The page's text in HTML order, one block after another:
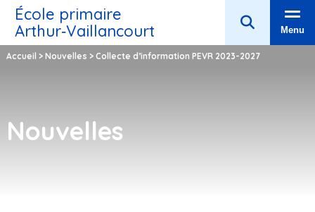
École primaire
Arthur‑Vaillancourt
Menu
Accueil > Nouvelles > Collecte d’information PEVR 2023-2027
Nouvelles